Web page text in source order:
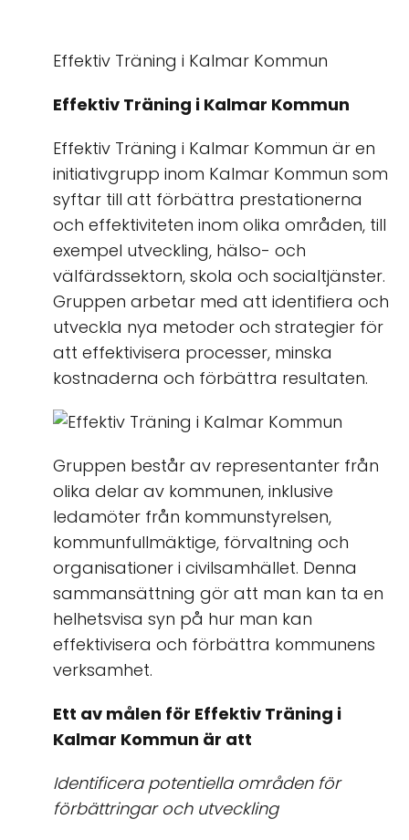
Effektiv Träning i Kalmar Kommun
Effektiv Träning i Kalmar Kommun
Effektiv Träning i Kalmar Kommun är en
initiativgrupp inom Kalmar Kommun som
syftar till att förbättra prestationerna
och effektiviteten inom olika områden, till
exempel utveckling, hälso- och
välfärdssektorn, skola och socialtjänster.
Gruppen arbetar med att identifiera och
utveckla nya metoder och strategier för
att effektivisera processer, minska
kostnaderna och förbättra resultaten.
Gruppen består av representanter från
olika delar av kommunen, inklusive
ledamöter från kommunstyrelsen,
kommunfullmäktige, förvaltning och
organisationer i civilsamhället. Denna
sammansättning gör att man kan ta en
helhetsvisa syn på hur man kan
effektivisera och förbättra kommunens
verksamhet.
Ett av målen för Effektiv Träning i
Kalmar Kommun är att
Identificera potentiella områden för
förbättringar och utveckling